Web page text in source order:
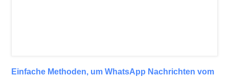
Einfache Methoden, um WhatsApp Nachrichten vom